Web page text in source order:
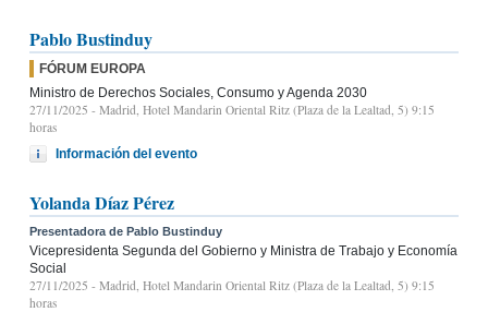
Pablo Bustinduy
FÓRUM EUROPA
Ministro de Derechos Sociales, Consumo y Agenda 2030
27/11/2025 - Madrid, Hotel Mandarin Oriental Ritz (Plaza de la Lealtad, 5) 9:15
horas
Información del evento
Yolanda Díaz Pérez
Presentadora de Pablo Bustinduy
Vicepresidenta Segunda del Gobierno y Ministra de Trabajo y Economía
Social
27/11/2025 - Madrid, Hotel Mandarin Oriental Ritz (Plaza de la Lealtad, 5) 9:15
horas